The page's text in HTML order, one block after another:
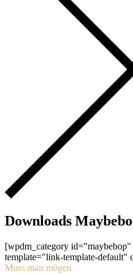
Downloads
[wpdm_category
template="link-template-default"
Muss man mögen